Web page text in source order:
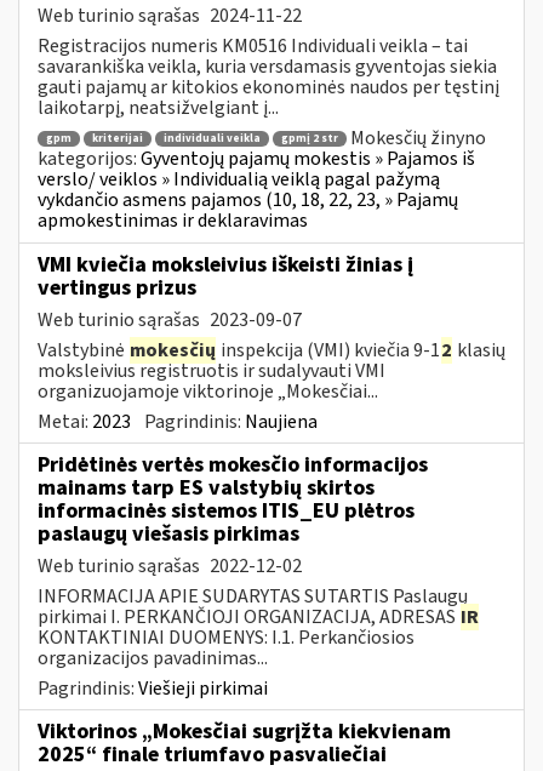
Web turinio sąrašas 2024-11-22
Registracijos numeris KM0516 Individuali veikla – tai
savarankiška veikla, kuria versdamasis gyventojas siekia
gauti pajamų ar kitokios ekonominės naudos per tęstinį
laikotarpį, neatsižvelgiant į...
gpm kriterijai individuali veikla gpmį 2 str
Mokesčių žinyno
kategorijos:Gyventojų pajamų mokestis » Pajamos iš
verslo/ veiklos » Individualią veiklą pagal pažymą
vykdančio asmens pajamos (10, 18, 22, 23, » Pajamų
apmokestinimas ir deklaravimas
VMI kviečia moksleivius iškeisti žinias į
vertingus prizus
Web turinio sąrašas 2023-09-07
Valstybinė mokesčių inspekcija (VMI) kviečia 9-12 klasių
moksleivius registruotis ir sudalyvauti VMI
organizuojamoje viktorinoje „Mokesčiai...
Metai: 2023 Pagrindinis: Naujiena
Pridėtinės vertės mokesčio informacijos
mainams tarp ES valstybių skirtos
informacinės sistemos ITIS_EU plėtros
paslaugų viešasis pirkimas
Web turinio sąrašas 2022-12-02
INFORMACIJA APIE SUDARYTAS SUTARTIS Paslaugų
pirkimai I. PERKANČIOJI ORGANIZACIJA, ADRESAS IR
KONTAKTINIAI DUOMENYS: I.1. Perkančiosios
organizacijos pavadinimas...
Pagrindinis:Viešieji pirkimai
Viktorinos „Mokesčiai sugrįžta kiekvienam
2025“ finale triumfavo pasvaliečiai